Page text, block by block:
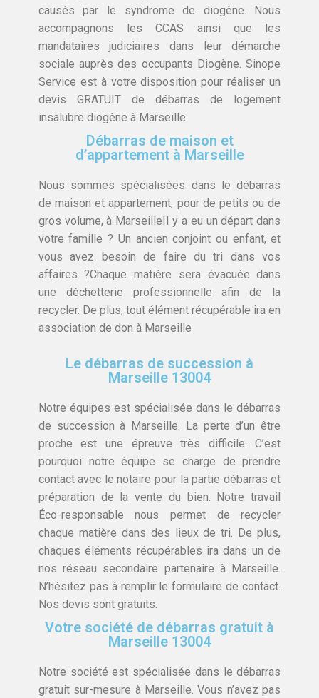
causés par le syndrome de diogène. Nous
accompagnons les CCAS ainsi que les
mandataires judiciaires dans leur démarche
sociale auprès des occupants Diogène. Sinope
Service est à votre disposition pour réaliser un
devis GRATUIT de débarras de logement
insalubre diogène à Marseille
Débarras de maison et
d’appartement à Marseille
Nous sommes spécialisées dans le débarras
de maison et appartement, pour de petits ou de
gros volume, à MarseilleIl y a eu un départ dans
votre famille ? Un ancien conjoint ou enfant, et
vous avez besoin de faire du tri dans vos
affaires ?Chaque matière sera évacuée dans
une déchetterie professionnelle afin de la
recycler. De plus, tout élément récupérable ira en
association de don à Marseille
Le débarras de succession à
Marseille 13004
Notre équipes est spécialisée dans le débarras
de succession à Marseille. La perte d’un être
proche est une épreuve très difficile. C’est
pourquoi notre équipe se charge de prendre
contact avec le notaire pour la partie débarras et
préparation de la vente du bien. Notre travail
Éco-responsable nous permet de recycler
chaque matière dans des lieux de tri. De plus,
chaques éléments récupérables ira dans un de
nos réseau secondaire partenaire à Marseille.
N’hésitez pas à remplir le formulaire de contact.
Nos devis sont gratuits.
Votre société de débarras gratuit à
Marseille 13004
Notre société est spécialisée dans le débarras
gratuit sur-mesure à Marseille. Vous n’avez pas